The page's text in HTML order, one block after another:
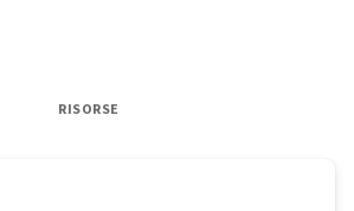
RISORSE